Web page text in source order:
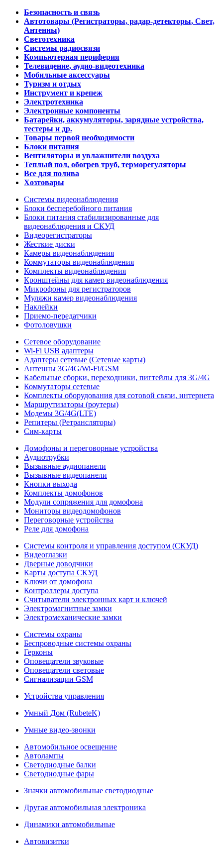
Безопасность и связь
Автотовары (Регистраторы, радар-детекторы, Свет,
Антенны)
Светотехника
Системы радиосвязи
Компьютерная периферия
Телевидение, аудио-видеотехника
Мобильные аксессуары
Туризм и отдых
Инструмент и крепеж
Электротехника
Электронные компоненты
Батарейки, аккумуляторы, зарядные устройства,
тестеры и др.
Товары первой необходимости
Блоки питания
Вентиляторы и увлажнители воздуха
Теплый пол, обогрев труб, терморегуляторы
Все для полива
Хозтовары
Системы видеонаблюдения
Блоки бесперебойного питания
Блоки питания стабилизированные для
видеонаблюдения и СКУД
Видеорегистраторы
Жесткие диски
Камеры видеонаблюдения
Коммутаторы видеонаблюдения
Комплекты видеонаблюдения
Кронштейны для камер видеонаблюдения
Микрофоны для регистраторов
Муляжи камер видеонаблюдения
Наклейки
Приемо-передатчики
Фотоловушки
Сетевое оборудование
Wi-Fi USB адаптеры
Адаптеры сетевые (Сетевые карты)
Антенны 3G/4G/Wi-Fi/GSM
Кабельные сборки, переходники, пигтейлы для 3G/4G
Коммутаторы сетевые
Комплекты оборудования для сотовой связи, интернета
Маршрутизаторы (роутеры)
Модемы 3G/4G(LTE)
Репитеры (Ретрансляторы)
Сим-карты
Домофоны и переговорные устройства
Аудиотрубки
Вызывные аудиопанели
Вызывные видеопанели
Кнопки выхода
Комплекты домофонов
Модули сопряжения для домофона
Мониторы видеодомофонов
Переговорные устройства
Реле для домофона
Системы контроля и управления доступом (СКУД)
Видеоглазки
Дверные доводчики
Карты доступа СКУД
Ключи от домофона
Контроллеры доступа
Считыватели электронных карт и ключей
Электромагнитные замки
Электромеханические замки
Системы охраны
Беспроводные системы охраны
Герконы
Оповещатели звуковые
Оповещатели световые
Сигнализации GSM
Устройства управления
Умный Дом (RubeteK)
Умные видео-звонки
Автомобильное освещение
Автолампы
Светодиодные балки
Светодиодные фары
Значки автомобильные светодиодные
Другая автомобильная электроника
Динамики автомобильные
Автовизитки